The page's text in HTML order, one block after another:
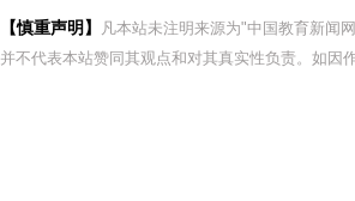
【慎重声明】
凡本站未注明来源为"中国教育新闻
并不代表本站赞同其观点和对其真实性负责。如因